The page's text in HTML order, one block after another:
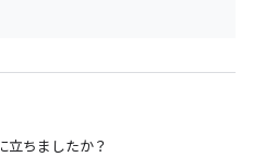
立ちましたか？